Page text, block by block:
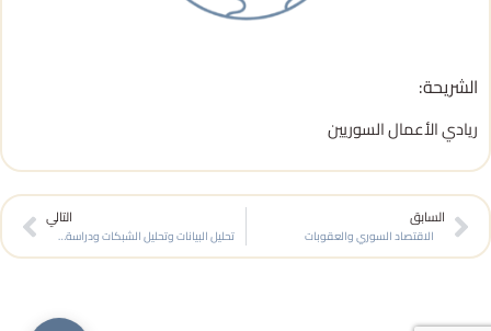
الشريحة:
ريادي الأعمال السوريين
Prev
السابق
الاقتصاد السوري والعقوبات
التالي
تحليل البيانات وتحليل الشبكات ودراسة العلاقات والتأثيرات بين الأفراد أو الكيانات